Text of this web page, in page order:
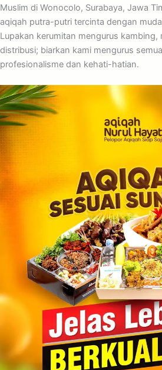
Muslim di Wonocolo, Surabaya, Jawa
aqiqah putra-putri tercinta dengan
Lupakan kerumitan mengurus kambing,
distribusi; biarkan kami mengurus
profesionalisme dan kehati-hatian.